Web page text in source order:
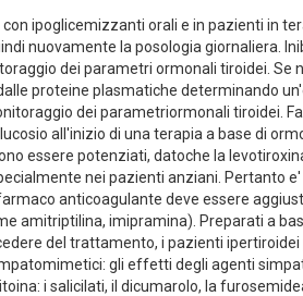
ipoglicemizzanti orali e in pazienti in
nuovamente la posologia giornaliera.
dei parametri ormonali tiroidei. Se
proteine plasmatiche determinando
dei parametriormonali tiroidei.
all'inizio di una terapia a base di
essere potenziati, datoche la
nei pazienti anziani.
anticoagulante deve essere
amitriptilina, imipramina). Preparati a
del trattamento, i pazienti
gli effetti degli agenti
i salicilati, il dicumarolo, la